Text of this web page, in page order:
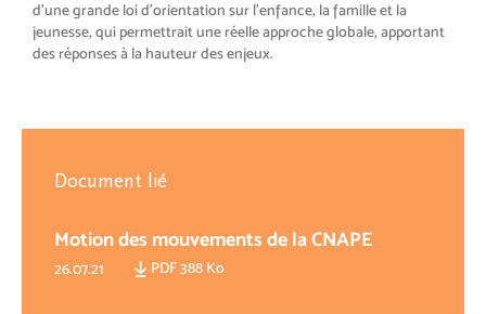
d’une grande loi d’orientation sur l’enfance, la famille et la
jeunesse, qui permettrait une réelle approche globale, apportant
des réponses à la hauteur des enjeux.
Document lié
Motion des mouvements de la CNAPE
26.07.21 PDF 388 Ko